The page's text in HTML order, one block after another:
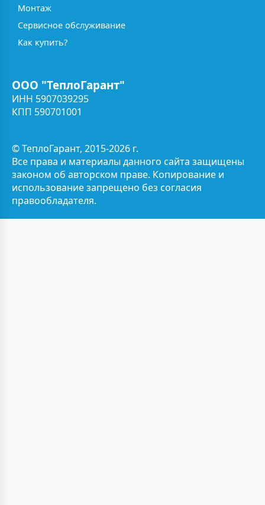
Монтаж
Сервисное обслуживание
Как купить?
ООО "ТеплоГарант"
ИНН 5907039295
КПП 590701001
© ТеплоГарант, 2015-2026 г.
Все права и материалы данного сайта защищены
законом об авторском праве. Копирование и
использование запрещено без согласия
правообладателя.